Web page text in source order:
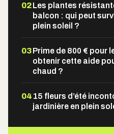
02Les plantes
balcon : qui peut
plein soleil ?
03Prime de 800 € pour
obtenir cette aide
chaud ?
04 15 fleurs d’été
jardinière en plein